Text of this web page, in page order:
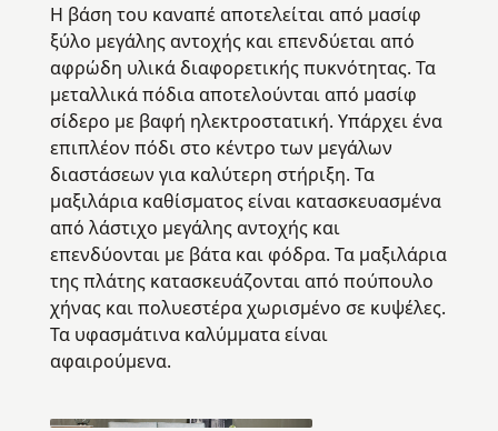
Η βάση του καναπέ αποτελείται από μασίφ
ξύλο μεγάλης αντοχής και επενδύεται από
αφρώδη υλικά διαφορετικής πυκνότητας. Τα
μεταλλικά πόδια αποτελούνται από μασίφ
σίδερο με βαφή ηλεκτροστατική. Υπάρχει ένα
επιπλέον πόδι στο κέντρο των μεγάλων
διαστάσεων για καλύτερη στήριξη. Τα
μαξιλάρια καθίσματος είναι κατασκευασμένα
από λάστιχο μεγάλης αντοχής και
επενδύονται με βάτα και φόδρα. Τα μαξιλάρια
της πλάτης κατασκευάζονται από πούπουλο
χήνας και πολυεστέρα χωρισμένο σε κυψέλες.
Τα υφασμάτινα καλύμματα είναι
αφαιρούμενα.